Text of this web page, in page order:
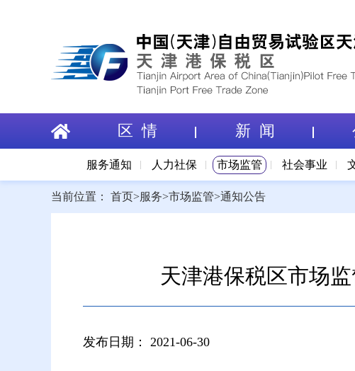
区 情 新 闻
服务通知 人力社保 市场监管 社会事业
当前位置： 首页>服务>市场监管>通知公告
天津港保税区市场
发布日期： 2021-06-30